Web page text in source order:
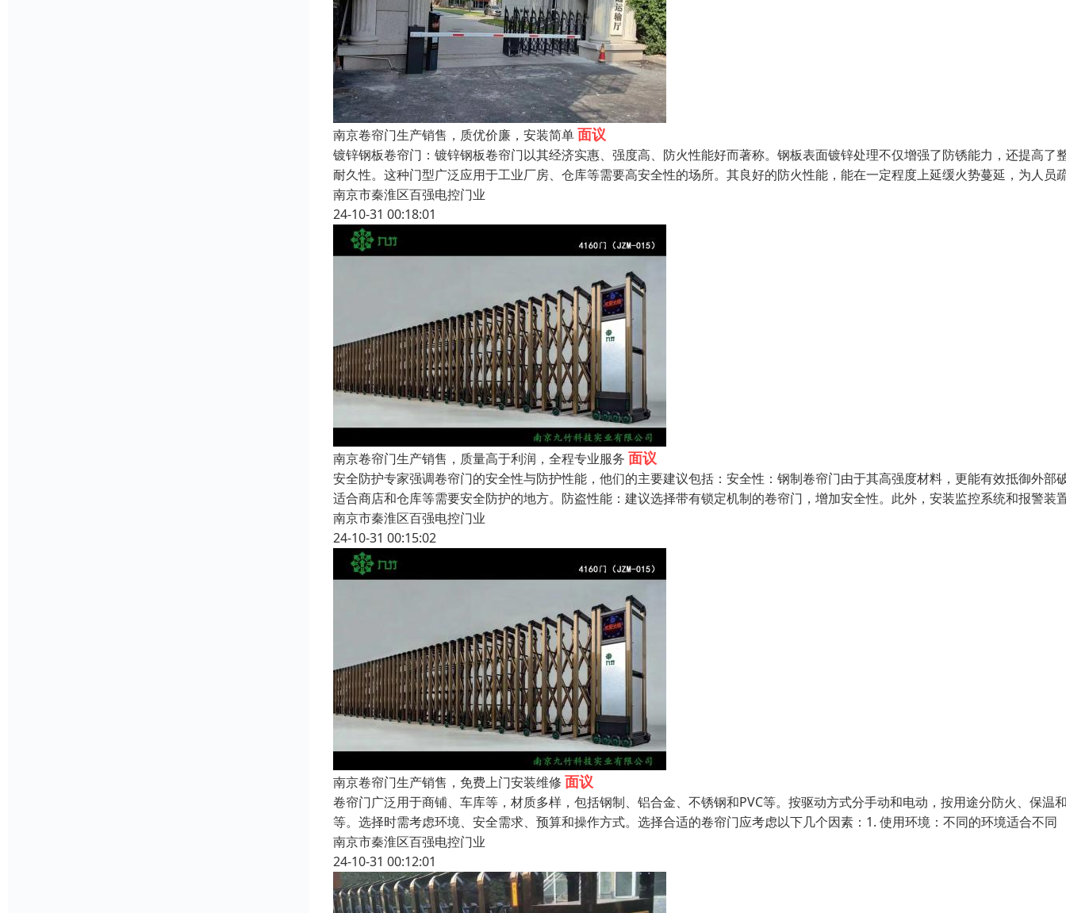
南京卷帘门生产销售，质优价廉，安装简单面议
镀锌钢板卷帘门：镀锌钢板卷帘门以其经济实惠、强度高、防火性能好而著称。钢板表面镀锌处理不仅增强了防锈能力，还提高了
耐久性。这种门型广泛应用于工业厂房、仓库等需要高安全性的场所。其良好的防火性能，能在一定程度上延缓火势蔓延，为人员
南京市秦淮区百强电控门业
24-10-31 00:18:01
南京卷帘门生产销售，质量高于利润，全程专业服务 面议
安全防护专家强调卷帘门的安全性与防护性能，他们的主要建议包括：安全性：钢制卷帘门由于其高强度材料，更能有效抵御外部
适合商店和仓库等需要安全防护的地方。防盗性能：建议选择带有锁定机制的卷帘门，增加安全性。此外，安装监控系统和报警装
南京市秦淮区百强电控门业
24-10-31 00:15:02
南京卷帘门生产销售，免费上门安装维修 面议
卷帘门广泛用于商铺、车库等，材质多样，包括钢制、铝合金、不锈钢和PVC等。按驱动方式分手动和电动，按用途分防火、保温
等。选择时需考虑环境、安全需求、预算和操作方式。选择合适的卷帘门应考虑以下几个因素：1. 使用环境：不同的环境适合不同
南京市秦淮区百强电控门业
24-10-31 00:12:01